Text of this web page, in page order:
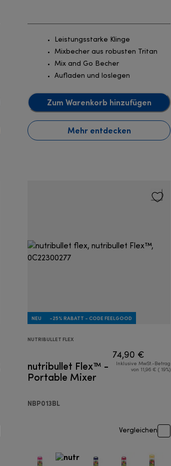
Leistungsstarke Klinge
Mixbecher aus robusten Tritan
Mix and Go Becher
Aufladen und loslegen
Zum Warenkorb hinzufügen
Mehr entdecken
NEU -25% RABATT - CODE FEELGOOD
NUTRIBULLET FLEX
nutribullet Flex™ -
Portable Mixer
NBP013BL
74,90 €
Inklusive MwSt.-Betrag
von 11,96 € ( 19%)
Vergleichen